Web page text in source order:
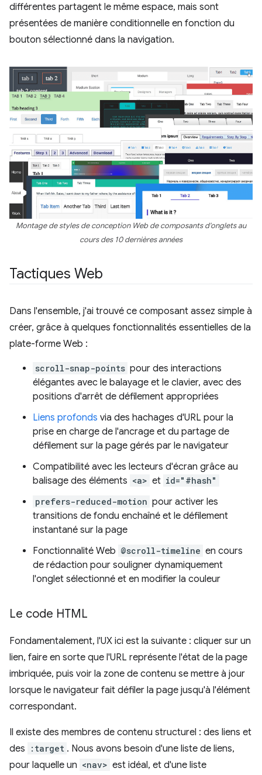
différentes partagent le même espace, mais sont
présentées de manière conditionnelle en fonction du
bouton sélectionné dans la navigation.
Montage de styles de conception Web de composants d'onglets au
cours des 10 dernières années
Tactiques Web
Dans l'ensemble, j'ai trouvé ce composant assez simple à
créer, grâce à quelques fonctionnalités essentielles de la
plate-forme Web :
scroll-snap-points pour des interactions
élégantes avec le balayage et le clavier, avec des
positions d'arrêt de défilement appropriées
Liens profonds via des hachages d'URL pour la
prise en charge de l'ancrage et du partage de
défilement sur la page gérés par le navigateur
Compatibilité avec les lecteurs d'écran grâce au
balisage des éléments <a> et id="#hash"
prefers-reduced-motion pour activer les
transitions de fondu enchaîné et le défilement
instantané sur la page
Fonctionnalité Web @scroll-timeline en cours
de rédaction pour souligner dynamiquement
l'onglet sélectionné et en modifier la couleur
Le code HTML
Fondamentalement, l'UX ici est la suivante : cliquer sur un
lien, faire en sorte que l'URL représente l'état de la page
imbriquée, puis voir la zone de contenu se mettre à jour
lorsque le navigateur fait défiler la page jusqu'à l'élément
correspondant.
Il existe des membres de contenu structurel : des liens et
des
:target . Nous avons besoin d'une liste de liens,
pour laquelle un <nav> est idéal, et d'une liste